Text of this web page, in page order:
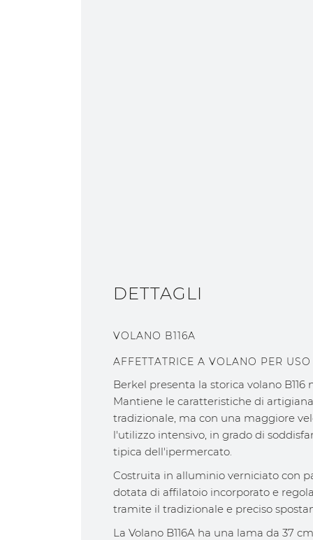
DETTAGLI
VOLANO B116A
AFFETTATRICE A VOLANO PER
Berkel presenta la storica volano
Mantiene le caratteristiche di
tradizionale, ma con una maggiore
l'utilizzo intensivo, in grado di
tipica dell'ipermercato.
Costruita in alluminio verniciato con
dotata di affilatoio incorporato e
tramite il tradizionale e preciso
La Volano B116A ha una lama da 37